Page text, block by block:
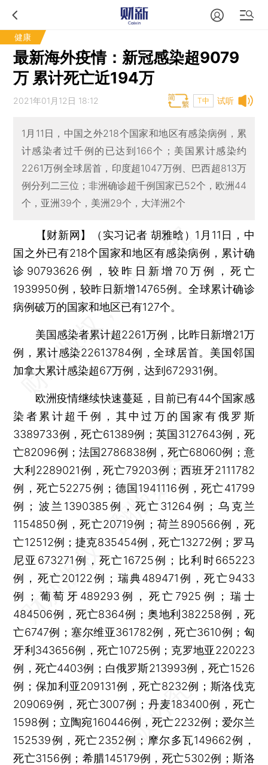
健康
最新海外疫情：新冠感染超9079
万 累计死亡近194万
试听
2021年01月12日 18:12 T中
1月11日，中国之外218个国家和地区有感染病例，累
计感染者过千例的已达到166个；美国累计感染约
2261万例全球居首，印度超1047万例、巴西超813万
例分列二三位；非洲确诊超千例国家已52个，欧洲44
个，亚洲39个，美洲29个，大洋洲2个
【财新网】（实习记者 胡雅晗） 1月11日，中
国之外已有218个国家和地区有感染病例，累计确
诊90793626例，较昨日新增70万例，死亡
1939950例，较昨日新增14765例。全球累计确诊
病例破万的国家和地区已有127个。
美国感染者累计超2261万例，比昨日新增21万
例，累计感染22613784例，全球居首。美国邻国
加拿大累计感染超67万例，达到672931例。
欧洲疫情继续快速蔓延，目前已有44个国家感
染者累计超千例，其中过万的国家有俄罗斯
3389733例，死亡61389例；英国3127643例，死
亡82096例；法国2786838例，死亡68060例；意
大利2289021例，死亡79203例；西班牙2111782
例，死亡52275例；德国1941116例，死亡41799
例；波兰1390385例，死亡31264例；乌克兰
1154850例，死亡20719例；荷兰890566例，死
亡12512例；捷克835454例，死亡13272例；罗马
尼亚673271例，死亡16725例；比利时665223
例，死亡20122例；瑞典489471例，死亡9433
例；葡萄牙489293例，死亡7925例；瑞士
484506例，死亡8364例；奥地利382258例，死
亡6747例；塞尔维亚361782例，死亡3610例；匈
牙利343656例，死亡10725例；克罗地亚220223
例，死亡4403例；白俄罗斯213993例，死亡1526
例；保加利亚209131例，死亡8232例；斯洛伐克
209069例，死亡3007例；丹麦183400例，死亡
1598例；立陶宛160446例，死亡2232例；爱尔兰
152539例，死亡2352例；摩尔多瓦149662例，
死亡3156例；希腊145179例，死亡5302例；斯洛